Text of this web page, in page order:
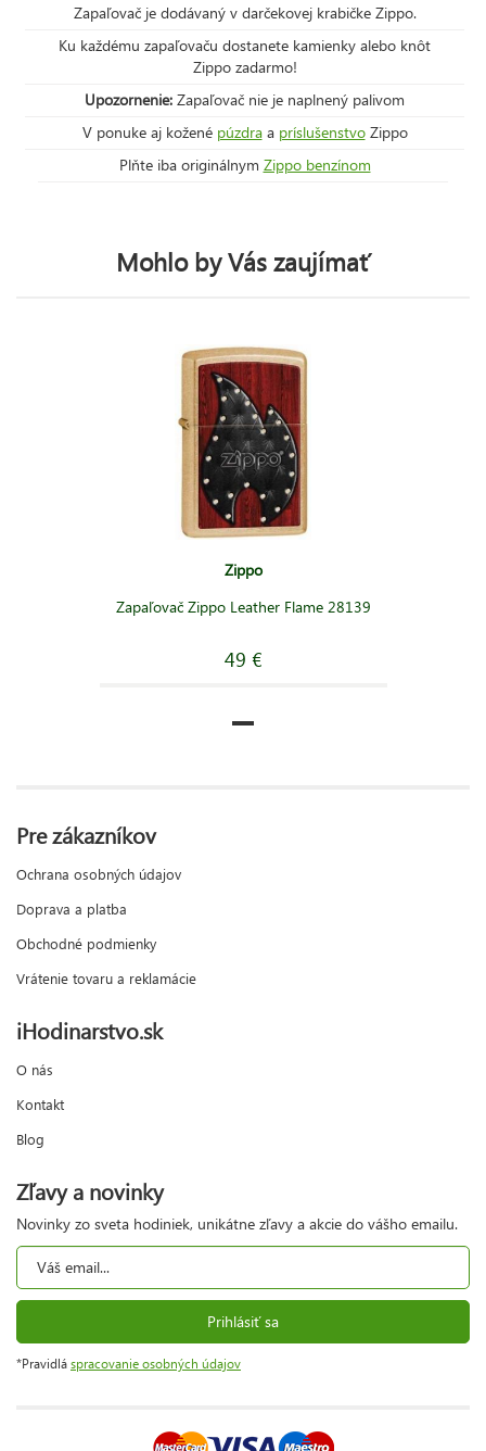
Zapaľovač je dodávaný v darčekovej krabičke Zippo.
Ku každému zapaľovaču dostanete kamienky alebo knôt
Zippo zadarmo!
Upozornenie: Zapaľovač nie je naplnený palivom
V ponuke aj kožené púzdraa príslušenstvoZippo
Plňte iba originálnym Zippo benzínom
Mohlo by Vás zaujímať
Zippo
Zapaľovač Zippo Leather Flame 28139
49 €
Pre zákazníkov
Ochrana osobných údajov
Doprava a platba
Obchodné podmienky
Vrátenie tovaru a reklamácie
iHodinarstvo.sk
O nás
Kontakt
Blog
Zľavy a novinky
Novinky zo sveta hodiniek, unikátne zľavy a akcie do vášho emailu.
Prihlásiť sa
*Pravidlá spracovanie osobných údajov